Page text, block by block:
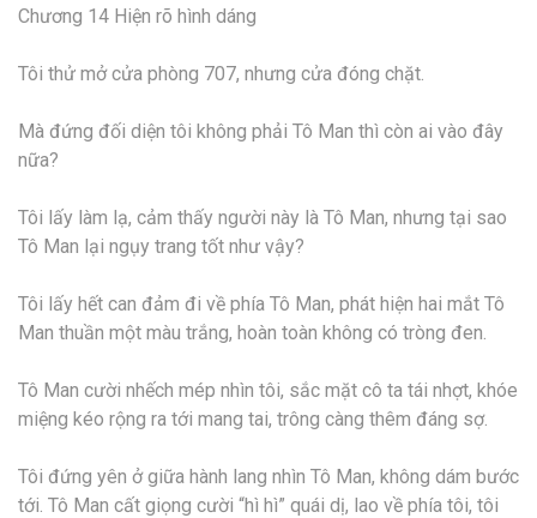
Chương 14 Hiện rõ hình dáng
Tôi thử mở cửa phòng 707, nhưng cửa đóng chặt.
Mà đứng đối diện tôi không phải Tô Man thì còn ai vào đây
nữa?
Tôi lấy làm lạ, cảm thấy người này là Tô Man, nhưng tại sao
Tô Man lại ngụy trang tốt như vậy?
Tôi lấy hết can đảm đi về phía Tô Man, phát hiện hai mắt Tô
Man thuần một màu trắng, hoàn toàn không có tròng đen.
Tô Man cười nhếch mép nhìn tôi, sắc mặt cô ta tái nhợt, khóe
miệng kéo rộng ra tới mang tai, trông càng thêm đáng sợ.
Tôi đứng yên ở giữa hành lang nhìn Tô Man, không dám bước
tới. Tô Man cất giọng cười “hì hì” quái dị, lao về phía tôi, tôi